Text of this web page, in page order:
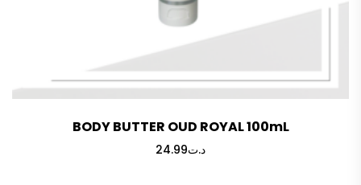
BODY BUTTER OUD ROYAL 100mL
د.ت24.99